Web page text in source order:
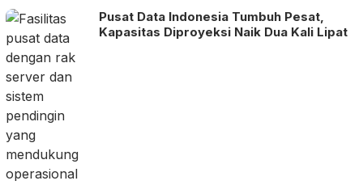
Pusat Data Indonesia Tumbuh Pesat,
Kapasitas Diproyeksi Naik Dua Kali Lipat